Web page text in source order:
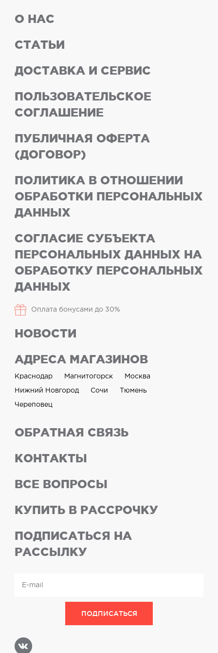
О НАС
СТАТЬИ
ДОСТАВКА И СЕРВИС
ПОЛЬЗОВАТЕЛЬСКОЕ
СОГЛАШЕНИЕ
ПУБЛИЧНАЯ ОФЕРТА
(ДОГОВОР)
ПОЛИТИКА В ОТНОШЕНИИ
ОБРАБОТКИ ПЕРСОНАЛЬНЫХ
ДАННЫХ
СОГЛАСИЕ СУБЪЕКТА
ПЕРСОНАЛЬНЫХ ДАННЫХ НА
ОБРАБОТКУ ПЕРСОНАЛЬНЫХ
ДАННЫХ
Оплата бонусами до 30%
НОВОСТИ
АДРЕСА МАГАЗИНОВ
Краснодар Магнитогорск Москва
Нижний Новгород Сочи Тюмень
Череповец
ОБРАТНАЯ СВЯЗЬ
КОНТАКТЫ
ВСЕ ВОПРОСЫ
КУПИТЬ В РАССРОЧКУ
ПОДПИСАТЬСЯ НА
РАССЫЛКУ